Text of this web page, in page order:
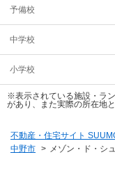
予備校
中学校
小学校
※表示されている施設・ラ
があり、また実際の所在地
不動産・住宅サイト
中野市 > メゾン・ド・シ